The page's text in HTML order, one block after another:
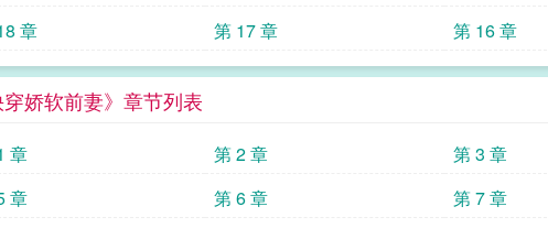
蛊，做他的药人。为的只是救端王殿下的心上人。
痛，乖乖被喂蛊虫。忍着苦，乖乖喝下每月送来的
下，他也无所谓。无人知道，其实他命数将尽。倒
从未见过像林疏这样乖的人。要他做什么，他就做
还是笑着跟他说：“我没事。”明明他身子是那样单
逞强。一向冷心冷情的沈清晏，突然开始后悔了。
不得林疏吃苦，只想让他每日吃甜的。什么好友的
章
第 17 章 第 16 章
穿娇软前妻》章节列表
章 第 2 章 第 3 章
章
第 6 章 第 7 章